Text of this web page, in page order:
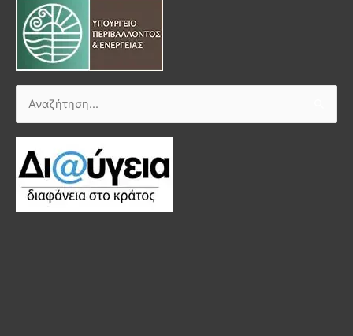
Αναζήτηση